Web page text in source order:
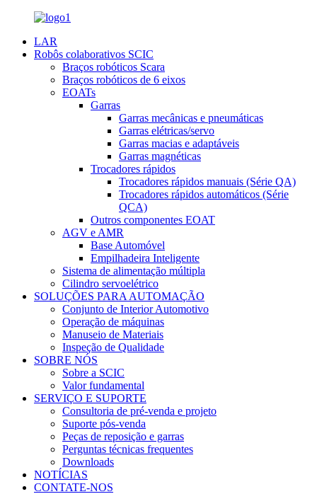
LAR
Robôs colaborativos SCIC
Braços robóticos Scara
Braços robóticos de 6 eixos
EOATs
Garras
Garras mecânicas e pneumáticas
Garras elétricas/servo
Garras macias e adaptáveis
Garras magnéticas
Trocadores rápidos
Trocadores rápidos manuais (Série QA)
Trocadores rápidos automáticos (Série
QCA)
Outros componentes EOAT
AGV e AMR
Base Automóvel
Empilhadeira Inteligente
Sistema de alimentação múltipla
Cilindro servoelétrico
SOLUÇÕES PARA AUTOMAÇÃO
Conjunto de Interior Automotivo
Operação de máquinas
Manuseio de Materiais
Inspeção de Qualidade
SOBRE NÓS
Sobre a SCIC
Valor fundamental
SERVIÇO E SUPORTE
Consultoria de pré-venda e projeto
Suporte pós-venda
Peças de reposição e garras
Perguntas técnicas frequentes
Downloads
NOTÍCIAS
CONTATE-NOS